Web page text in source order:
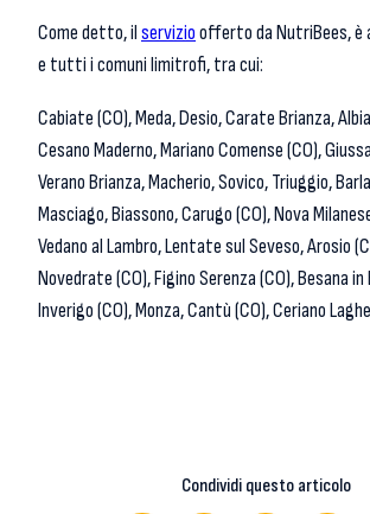
Come detto, ilservizioofferto da NutriBees, è
e tutti i comuni limitrofi, tra cui:
Cabiate (CO), Meda, Desio, Carate Brianza,
Cesano Maderno, Mariano Comense (CO),
Verano Brianza, Macherio, Sovico, Triuggio,
Masciago, Biassono, Carugo (CO), Nova
Vedano al Lambro, Lentate sul Seveso, Arosio
Novedrate (CO), Figino Serenza (CO), Besana
Inverigo (CO), Monza, Cantù (CO), Ceriano
Condividi questo articolo